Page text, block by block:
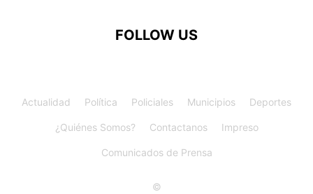
FOLLOW US
Actualidad Política Policiales Municipios Deportes
¿Quiénes Somos? Contactanos Impreso
Comunicados de Prensa
©